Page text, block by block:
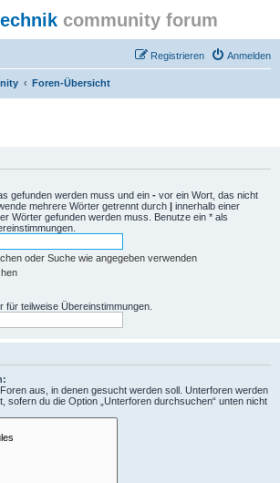
community forum
Anmelden
Registrieren
Foren-Übersicht
gefunden werden muss und ein - vor ein Wort, das nicht
mehrere Wörter getrennt durch | innerhalb einer
Wörter gefunden werden muss. Benutze ein * als
oder Suche wie angegeben verwenden
für teilweise Übereinstimmungen.
aus, in denen gesucht werden soll. Unterforen werden
sofern du die Option „Unterforen durchsuchen“ unten nicht